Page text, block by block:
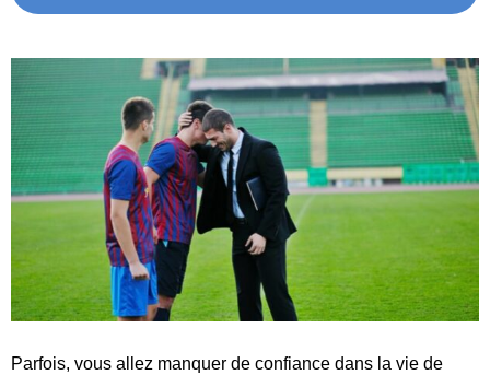
Parfois, vous allez manquer de confiance dans la vie de